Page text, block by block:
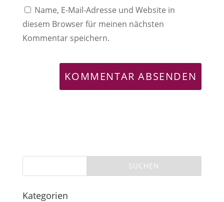
Name, E-Mail-Adresse und Website in
diesem Browser für meinen nächsten
Kommentar speichern.
Kategorien